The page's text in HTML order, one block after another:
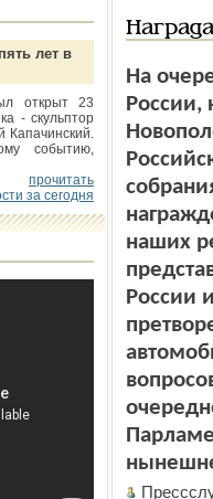
лет в
открыт 23
- скульптор
Капачинский.
событию,
прочитать
за сегодня
На
России,
наших
России